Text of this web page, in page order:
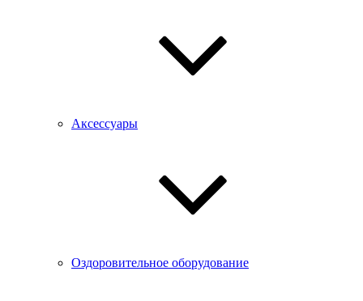
Аксессуары
Оздоровительное оборудование